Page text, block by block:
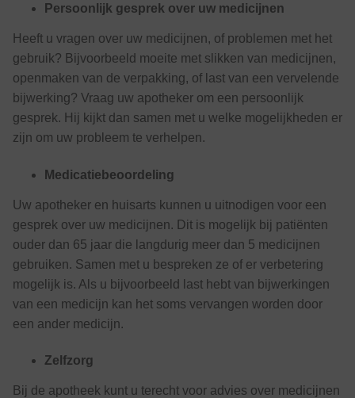
Persoonlijk gesprek over uw medicijnen
Heeft u vragen over uw medicijnen, of problemen met het
gebruik? Bijvoorbeeld moeite met slikken van medicijnen,
openmaken van de verpakking, of last van een vervelende
bijwerking? Vraag uw apotheker om een persoonlijk
gesprek. Hij kijkt dan samen met u welke mogelijkheden er
zijn om uw probleem te verhelpen.
Medicatiebeoordeling
Uw apotheker en huisarts kunnen u uitnodigen voor een
gesprek over uw medicijnen. Dit is mogelijk bij patiënten
ouder dan 65 jaar die langdurig meer dan 5 medicijnen
gebruiken. Samen met u bespreken ze of er verbetering
mogelijk is. Als u bijvoorbeeld last hebt van bijwerkingen
van een medicijn kan het soms vervangen worden door
een ander medicijn.
Zelfzorg
Bij de apotheek kunt u terecht voor advies over medicijnen